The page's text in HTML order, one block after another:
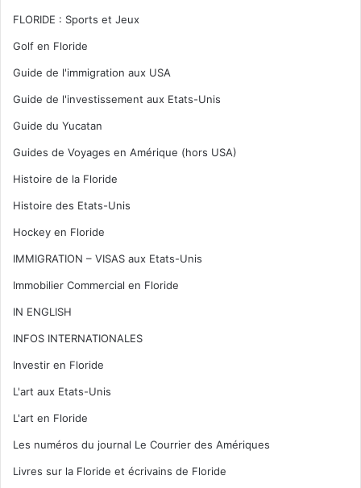
FLORIDE : Sports et Jeux
Golf en Floride
Guide de l'immigration aux USA
Guide de l'investissement aux Etats-Unis
Guide du Yucatan
Guides de Voyages en Amérique (hors USA)
Histoire de la Floride
Histoire des Etats-Unis
Hockey en Floride
IMMIGRATION – VISAS aux Etats-Unis
Immobilier Commercial en Floride
IN ENGLISH
INFOS INTERNATIONALES
Investir en Floride
L'art aux Etats-Unis
L'art en Floride
Les numéros du journal Le Courrier des Amériques
Livres sur la Floride et écrivains de Floride